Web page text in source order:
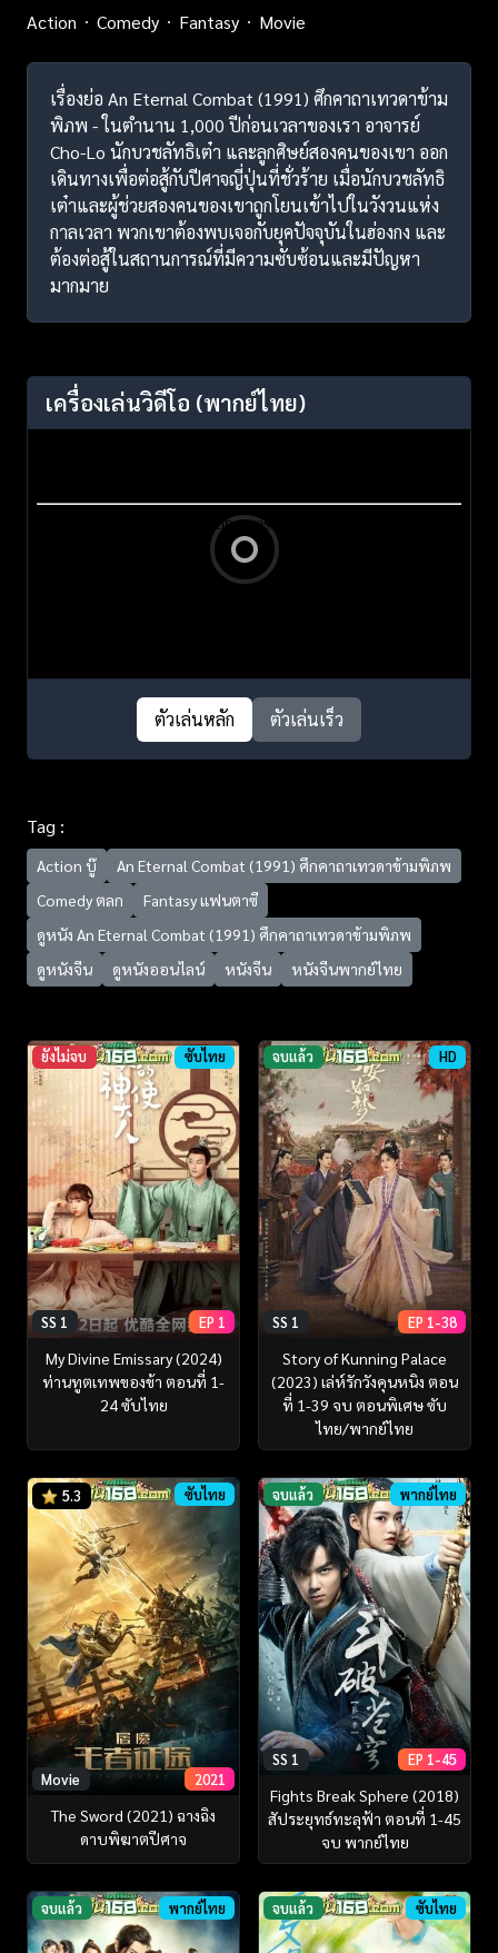
Action
Comedy Fantasy Movie
เรื่องย่อ An Eternal Combat (1991) ศึกคาถาเทวดาข้าม
พิภพ - ในตำนาน 1,000 ปีก่อนเวลาของเรา อาจารย์
Cho-Lo นักบวชลัทธิเต๋า และลูกศิษย์สองคนของเขา ออก
เดินทางเพื่อต่อสู้กับปีศาจญี่ปุ่นที่ชั่วร้าย เมื่อนักบวชลัทธิ
เต๋าและผู้ช่วยสองคนของเขาถูกโยนเข้าไปในวังวนแห่ง
กาลเวลา พวกเขาต้องพบเจอกับยุคปัจจุบันในฮ่องกง และ
ต้องต่อสู้ในสถานการณ์ที่มีความซับซ้อนและมีปัญหา
มากมาย
เครื่องเล่นวิดีโอ (พากย์ไทย)
ตัวเล่นหลัก ตัวเล่นเร็ว
Tag :
Action บู๊
An Eternal Combat (1991) ศึกคาถาเทวดาข้ามพิภพ
Comedy ตลก
Fantasy แฟนตาซี
ดูหนัง An Eternal Combat (1991) ศึกคาถาเทวดาข้ามพิภพ
ดูหนังจีน
ดูหนังออนไลน์ หนังจีน หนังจีนพากย์ไทย
ยังไม่จบ ซับไทย
SS 1 EP 1
My Divine Emissary (2024)
ท่านทูตเทพของข้า ตอนที่ 1-
24 ซับไทย
จบแล้ว HD
SS 1 EP 1-38
Story of Kunning Palace
(2023) เล่ห์รักวังคุนหนิง ตอน
ที่ 1-39 จบ ตอนพิเศษ ซับ
ไทย/พากย์ไทย
5.3 ซับไทย
Movie 2021
The Sword (2021) ฉางฉิง
ดาบพิฆาตปีศาจ
จบแล้ว พากย์ไทย
SS 1 EP 1-45
Fights Break Sphere (2018)
สัประยุทธ์ทะลุฟ้า ตอนที่ 1-45
จบ พากย์ไทย
จบแล้ว พากย์ไทย จบแล้ว ซับไทย